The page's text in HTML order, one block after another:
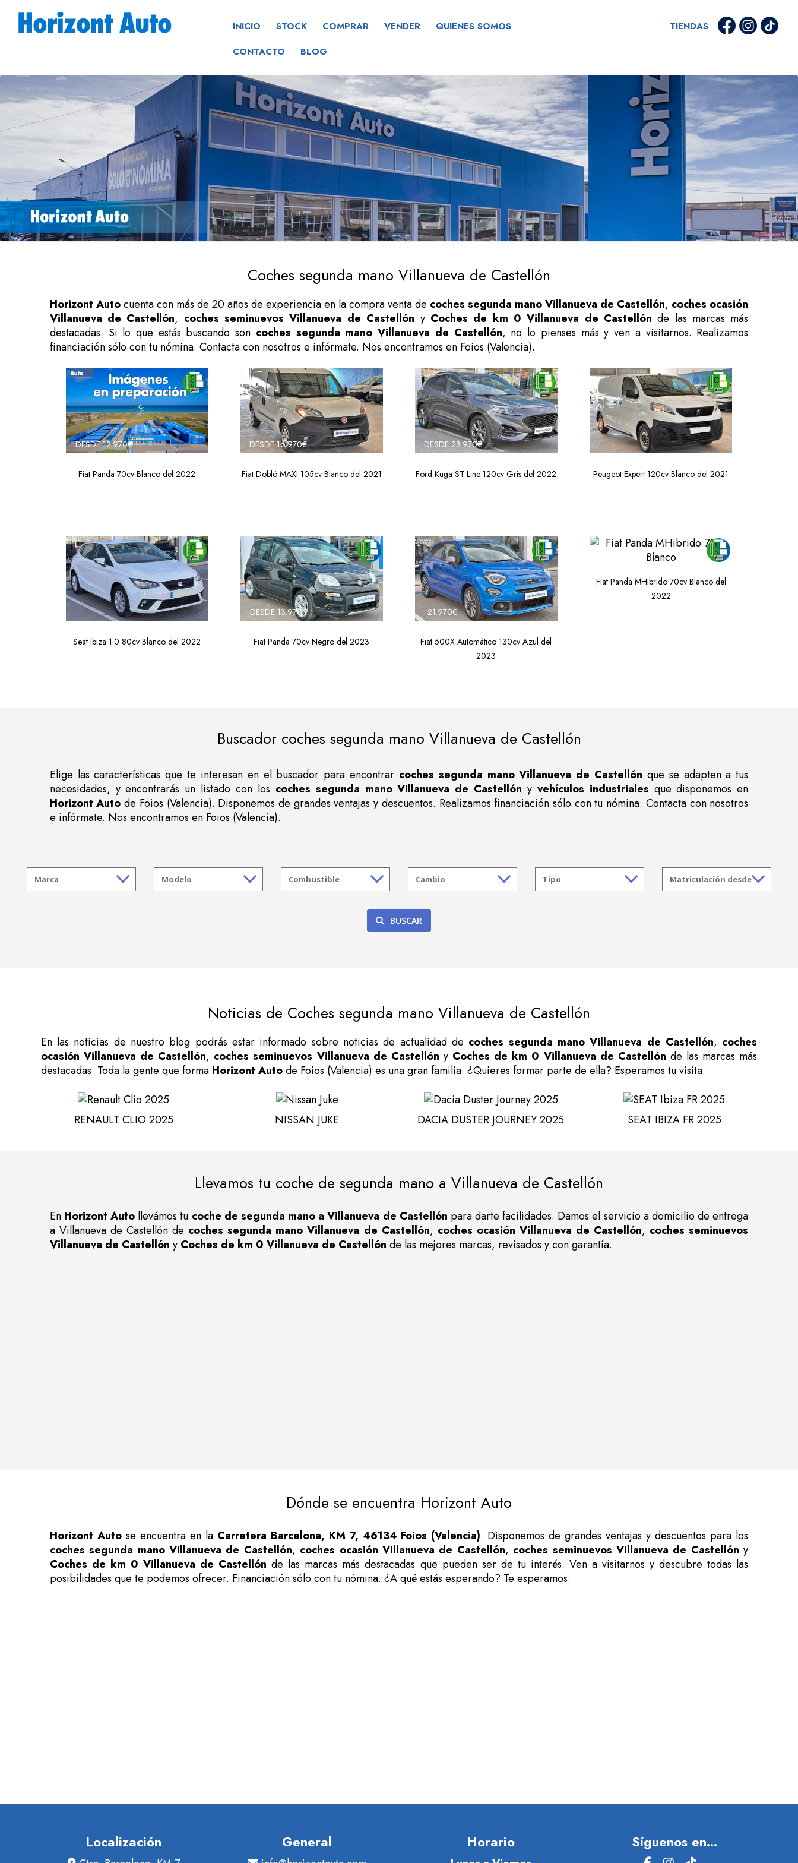
INICIO STOCK COMPRAR VENDER
QUIENES SOMOS
CONTACTO
BLOG
TIENDAS
Coches segunda mano Villanueva de Castellón
Horizont Autocuenta con más de 20 años de experiencia en la compra venta de coches segunda mano Villanueva de Castellón, coches ocasión
Villanueva de Castellón, coches seminuevos Villanueva de Castellón y Coches de km 0 Villanueva de Castellón de las marcas más
destacadas. Si lo que estás buscando son coches segunda mano Villanueva de Castellón, no lo pienses más y ven a visitarnos. Realizamos
financiación sólo con tu nómina. Contacta con nosotros e infórmate. Nos encontramos en Foios (Valencia).
DESDE 12.970€
Fiat Panda 70cv Blanco del 2022
DESDE 16.970€
Fiat Dobló MAXI 105cv Blanco del 2021
DESDE 23.970€
Ford Kuga ST Line 120cv Gris del 2022 Peugeot Expert 120cv Blanco del 2021
Seat Ibiza 1.0 80cv Blanco del 2022
DESDE 13.970€
Fiat Panda 70cv Negro del 2023
21.970€
Fiat 500X Automático 130cv Azul del
2023
DESDE 12.970€
Fiat Panda MHibrido 70cv Blanco del
2022
Buscador coches segunda mano Villanueva de Castellón
Elige las características que te interesan en el buscador para encontrar coches segunda mano Villanueva de Castellón que se adapten a tus
necesidades, y encontrarás un listado con los coches segunda mano Villanueva de Castellón y vehículos industriales que disponemos en
Horizont Auto de Foios (Valencia). Disponemos de grandes ventajas y descuentos. Realizamos financiación sólo con tu nómina. Contacta con nosotros
e infórmate. Nos encontramos en Foios (Valencia).
BUSCAR
Noticias de Coches segunda mano Villanueva de Castellón
En las noticias de nuestro blog podrás estar informado sobre noticias de actualidad de coches segunda mano Villanueva de Castellón, coches
ocasión Villanueva de Castellón, coches seminuevos Villanueva de Castellón y Coches de km 0 Villanueva de Castellón de las marcas más
destacadas. Toda la gente que forma Horizont Autode Foios (Valencia) es una gran familia. ¿Quieres formar parte de ella? Esperamos tu visita.
RENAULT CLIO 2025 NISSAN JUKE DACIA DUSTER JOURNEY 2025 SEAT IBIZA FR 2025
Llevamos tu coche de segunda mano a Villanueva de Castellón
En Horizont Auto llevámos tu coche de segunda mano a Villanueva de Castellón para darte facilidades. Damos el servicio a domicilio de entrega
a Villanueva de Castellón de coches segunda mano Villanueva de Castellón, coches ocasión Villanueva de Castellón, coches seminuevos
Villanueva de Castellón y Coches de km 0 Villanueva de Castellón de las mejores marcas, revisados y con garantía.
Dónde se encuentra Horizont Auto
Horizont Autose encuentra en la Carretera Barcelona, KM 7, 46134 Foios (Valencia). Disponemos de grandes ventajas y descuentos para los
coches segunda mano Villanueva de Castellón, coches ocasión Villanueva de Castellón, coches seminuevos Villanueva de Castellón y
Coches de km 0 Villanueva de Castellón de las marcas más destacadas que pueden ser de tu interés. Ven a visitarnos y descubre todas las
posibilidades que te podemos ofrecer. Financiación sólo con tu nómina. ¿A qué estás esperando? Te esperamos.
Localización General Horario Síguenos en...